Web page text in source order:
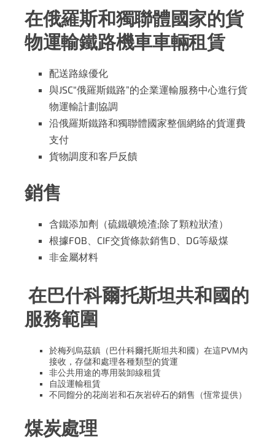
在俄羅斯和獨聯體國家的貨
物運輸鐵路機車車輛租賃
配送路線優化
與JSC“俄羅斯鐵路”的企業運輸服務中心進行貨
物運輸計劃協調
沿俄羅斯鐵路和獨聯體國家整個網絡的貨運費
支付
貨物調度和客戶反饋
銷售
含鐵添加劑（硫鐵礦燒渣;除了顆粒狀渣）
根據FOB、CIF交貨條款銷售D、DG等級煤
非金屬材料
在巴什科爾托斯坦共和國的
服務範圍
於梅列烏茲鎮（巴什科爾托斯坦共和國）在這PVM內
接收，存儲和處理各種類型的貨運
非公共用途的專用裝卸線租賃
自設運輸租賃
不同餾分的花崗岩和石灰岩碎石的銷售（恆常提供）
煤炭處理